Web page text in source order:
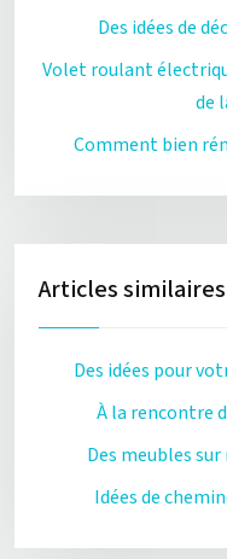
Des idées de
Volet roulant
de
Comment bien
Articles similaires
Des idées pour
À la rencontre
Des meubles
Idées de